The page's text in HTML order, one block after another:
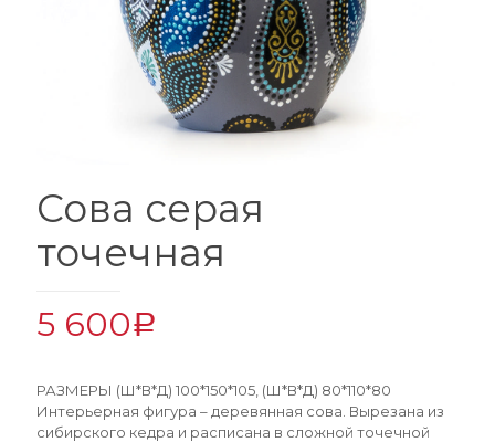
Сова серая
точечная
5 600Р
РАЗМЕРЫ (Ш*В*Д) 100*150*105, (Ш*В*Д) 80*110*80
Интерьерная фигура – деревянная сова. Вырезана из
сибирского кедра и расписана в сложной точечной